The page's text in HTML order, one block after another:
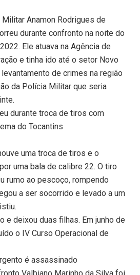
Anamon Rodrigues de
durante confronto na noite do
Ele atuava na Agência de
e tinha ido até o setor Novo
de crimes na região
da Polícia Militar que seria
durante troca de tiros com
do Tocantins
uma troca de tiros e o
uma bala de calibre 22. O tiro
rumo ao pescoço, rompendo
a ser socorrido e levado a um
e deixou duas filhas. Em junho de
o IV Curso Operacional de
é assassinado